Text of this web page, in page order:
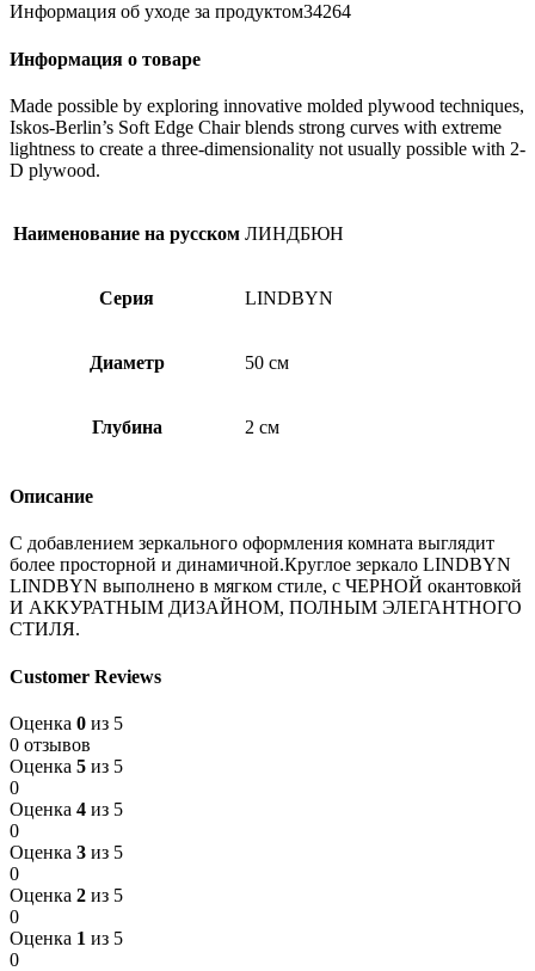
Информация об уходе за продуктом34264
Информация о товаре
Made possible by exploring innovative molded plywood techniques,
Iskos-Berlin’s Soft Edge Chair blends strong curves with extreme
lightness to create a three-dimensionality not usually possible with 2-
D plywood.
Наименование на русском ЛИНДБЮН
Серия LINDBYN
Диаметр 50 см
Глубина 2 см
Описание
С добавлением зеркального оформления комната выглядит
более просторной и динамичной.Круглое зеркало LINDBYN
LINDBYN выполнено в мягком стиле, с ЧЕРНОЙ окантовкой
И АККУРАТНЫМ ДИЗАЙНОМ, ПОЛНЫМ ЭЛЕГАНТНОГО
СТИЛЯ.
Customer Reviews
Оценка 0 из 5
0 отзывов
Оценка 5 из 5
0
Оценка 4 из 5
0
Оценка 3 из 5
0
Оценка 2 из 5
0
Оценка 1 из 5
0